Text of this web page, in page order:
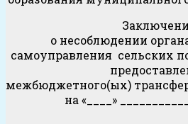
о несоблюдении
самоуправления сельских
межбюджетного(ых)
на «____»